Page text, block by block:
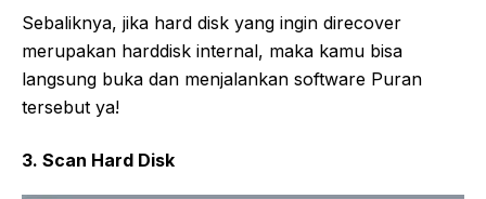
Sebaliknya, jika hard disk yang ingin direcover
merupakan harddisk internal, maka kamu bisa
langsung buka dan menjalankan software Puran
tersebut ya!
3. Scan Hard Disk